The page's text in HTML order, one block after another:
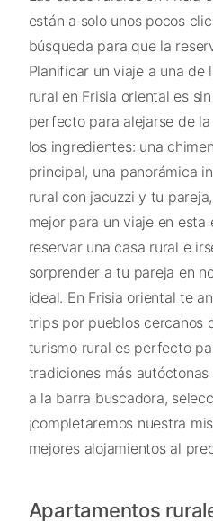
están a solo unos pocos
búsqueda para que la
Planificar un viaje a una de
rural en Frisia oriental es
perfecto para alejarse de
los ingredientes: una
principal, una panorámica
rural con jacuzzi y tu
mejor para un viaje en esta
reservar una casa rural e
sorprender a tu pareja en
ideal. En Frisia oriental te
trips por pueblos cercanos
turismo rural es perfecto
tradiciones más
a la barra buscadora,
¡completaremos nuestra
mejores alojamientos al
Apartamentos